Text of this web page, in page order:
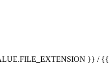
}} / {{